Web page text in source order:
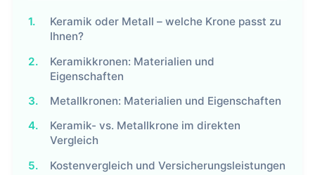
1.
Keramik oder Metall – welche Krone passt zu
Ihnen?
2.
Keramikkronen: Materialien und
Eigenschaften
3.
Metallkronen: Materialien und Eigenschaften
4.
Keramik- vs. Metallkrone im direkten
Vergleich
5.
Kostenvergleich und Versicherungsleistungen